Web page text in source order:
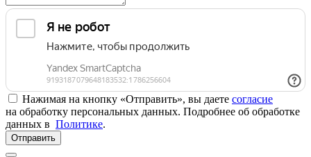
Нажимая на кнопку «Отправить», вы даете согласие
на обработку персональных данных. Подробнее об обработке
данных в Политике.
Отправить